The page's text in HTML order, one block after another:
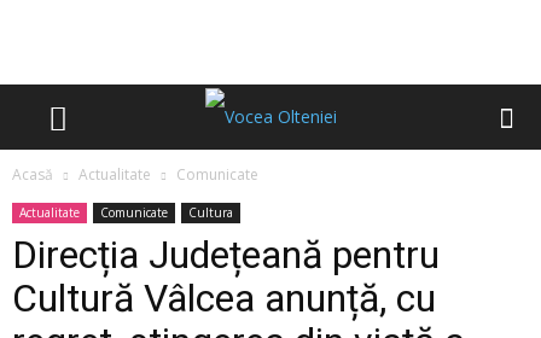
Acasă Actualitate Comunicate
Actualitate Comunicate Cultura
Direcția Județeană pentru
Cultură Vâlcea anunță, cu